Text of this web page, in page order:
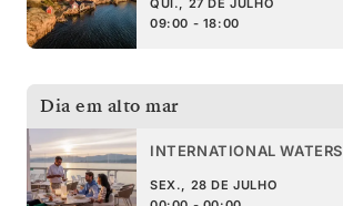
09:00 - 18:00
Dia em alto mar
INTERNATIONAL WATERS
SEX., 28 DE JULHO